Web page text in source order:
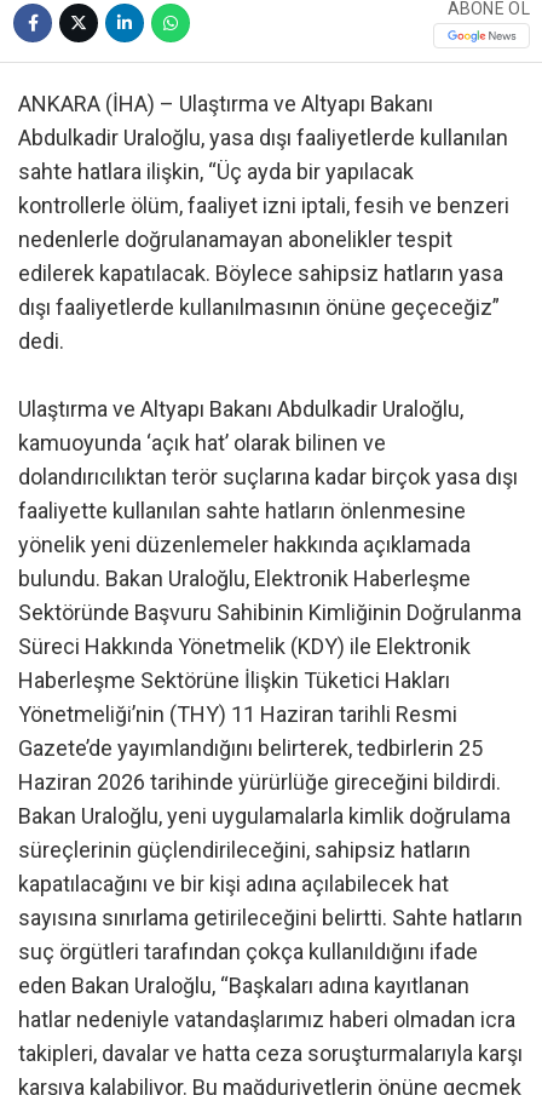
ABONE OL
ANKARA (İHA) – Ulaştırma ve Altyapı Bakanı
Abdulkadir Uraloğlu, yasa dışı faaliyetlerde kullanılan
sahte hatlara ilişkin, “Üç ayda bir yapılacak
kontrollerle ölüm, faaliyet izni iptali, fesih ve benzeri
nedenlerle doğrulanamayan abonelikler tespit
edilerek kapatılacak. Böylece sahipsiz hatların yasa
dışı faaliyetlerde kullanılmasının önüne geçeceğiz”
dedi.
Ulaştırma ve Altyapı Bakanı Abdulkadir Uraloğlu,
kamuoyunda ‘açık hat’ olarak bilinen ve
dolandırıcılıktan terör suçlarına kadar birçok yasa dışı
faaliyette kullanılan sahte hatların önlenmesine
yönelik yeni düzenlemeler hakkında açıklamada
bulundu. Bakan Uraloğlu, Elektronik Haberleşme
Sektöründe Başvuru Sahibinin Kimliğinin Doğrulanma
Süreci Hakkında Yönetmelik (KDY) ile Elektronik
Haberleşme Sektörüne İlişkin Tüketici Hakları
Yönetmeliği’nin (THY) 11 Haziran tarihli Resmi
Gazete’de yayımlandığını belirterek, tedbirlerin 25
Haziran 2026 tarihinde yürürlüğe gireceğini bildirdi.
Bakan Uraloğlu, yeni uygulamalarla kimlik doğrulama
süreçlerinin güçlendirileceğini, sahipsiz hatların
kapatılacağını ve bir kişi adına açılabilecek hat
sayısına sınırlama getirileceğini belirtti. Sahte hatların
suç örgütleri tarafından çokça kullanıldığını ifade
eden Bakan Uraloğlu, “Başkaları adına kayıtlanan
hatlar nedeniyle vatandaşlarımız haberi olmadan icra
takipleri, davalar ve hatta ceza soruşturmalarıyla karşı
karşıya kalabiliyor. Bu mağduriyetlerin önüne geçmek